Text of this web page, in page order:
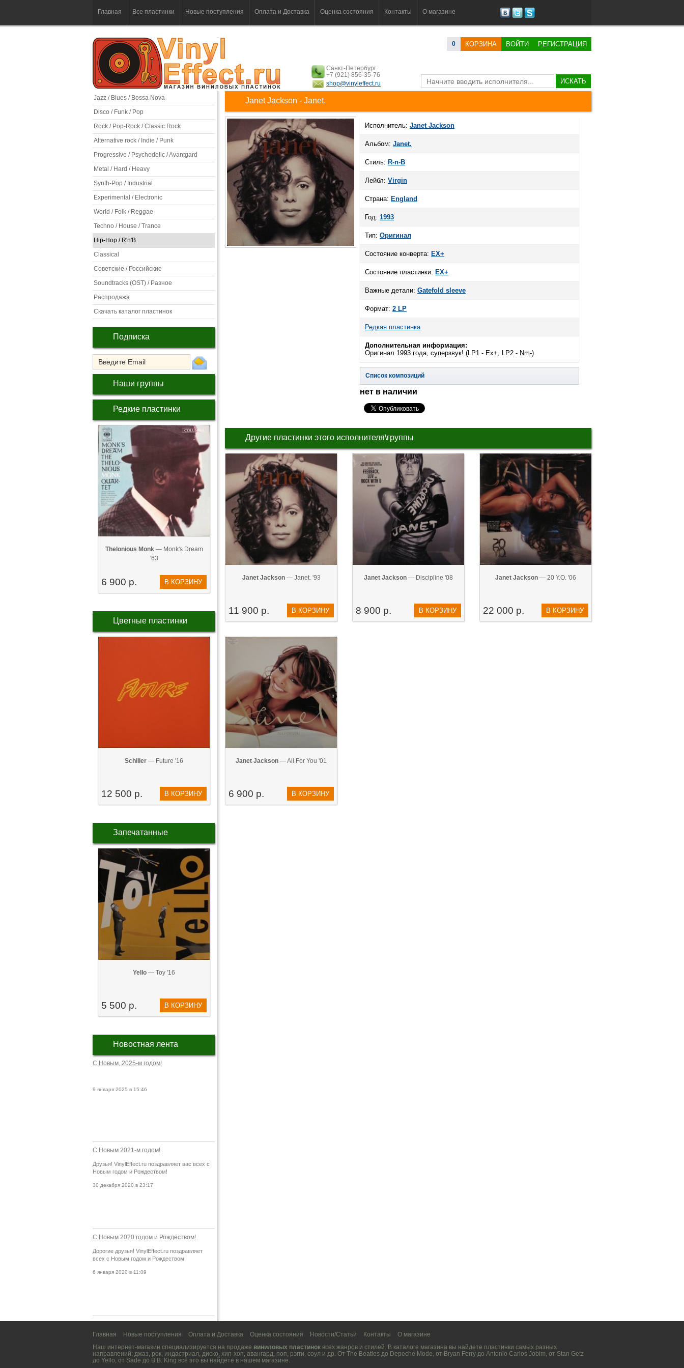
Главная Все пластинки Новые поступления Оплата и Доставка Оценка состояния Контакты О магазине
0 КОРЗИНА ВОЙТИ РЕГИСТРАЦИЯ
Санкт-Петербург
+7 (921) 856-35-76
shop@vinyleffect.ru
ИСКАТЬ
Jazz / Blues / Bossa Nova
Disco / Funk / Pop
Rock / Pop-Rock / Classic Rock
Alternative rock / Indie / Punk
Progressive / Psychedelic / Avantgard
Metal / Hard / Heavy
Synth-Pop / Industrial
Experimental / Electronic
World / Folk / Reggae
Techno / House / Trance
Hip-Hop / R'n'B
Classical
Советские / Российские
Soundtracks (OST) / Разное
Распродажа
Скачать каталог пластинок
Подписка
Наши группы
Редкие пластинки
Thelonious Monk— Monk's Dream
'63
6 900 р. В КОРЗИНУ
Цветные пластинки
Schiller — Future '16
12 500 р. В КОРЗИНУ
Запечатанные
Yello — Toy '16
5 500 р. В КОРЗИНУ
Новостная лента
С Новым, 2025-м годом!
9 января 2025 в 15:46
С Новым 2021-м годом!
Друзья! VinylEffect.ru поздравляет вас всех с
Новым годом и Рождеством!
30 декабря 2020 в 23:17
С Новым 2020 годом и Рождеством!
Дорогие друзья! VinylEffect.ru поздравляет
всех с Новым годом и Рождеством!
6 января 2020 в 11:09
Janet Jackson - Janet.
Исполнитель: Janet Jackson
Альбом: Janet.
Стиль: R-n-B
Лейбл: Virgin
Страна: England
Год: 1993
Тип: Оригинал
Состояние конверта: EX+
Состояние пластинки: EX+
Важные детали: Gatefold sleeve
Формат: 2 LP
Редкая пластинка
Дополнительная информация:
Оригинал 1993 года, суперзвук! (LP1 - Ex+, LP2 - Nm-)
Список композиций
нет в наличии
Другие пластинки этого исполнителя\группы
Janet Jackson— Janet. '93
11 900 р. В КОРЗИНУ
Janet Jackson — Discipline '08
8 900 р. В КОРЗИНУ
Janet Jackson — 20 Y.O. '06
22 000 р. В КОРЗИНУ
Janet Jackson — All For You '01
6 900 р. В КОРЗИНУ
Главная Новые поступления Оплата и Доставка Оценка состояния Новости/Статьи Контакты
О магазине
Наш интернет-магазин специализируется на продаже виниловых пластинок всех жанров и стилей. В каталоге магазина вы найдете пластинки самых разных
направлений: джаз, рок, индастриал, диско, хип-хоп, авангард, поп, рэгги, соул и др. От The Beatles до Depeche Mode, от Bryan Ferry до Antonio Carlos Jobim, от Stan Getz
до Yello, от Sade до B.B. King всё это вы найдете в нашем магазине.